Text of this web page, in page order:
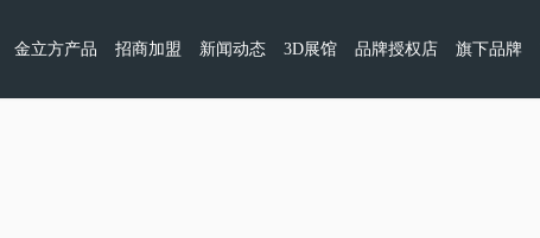
金立方产品 招商加盟 新闻动态 3D展馆 品牌授权店 旗下品牌